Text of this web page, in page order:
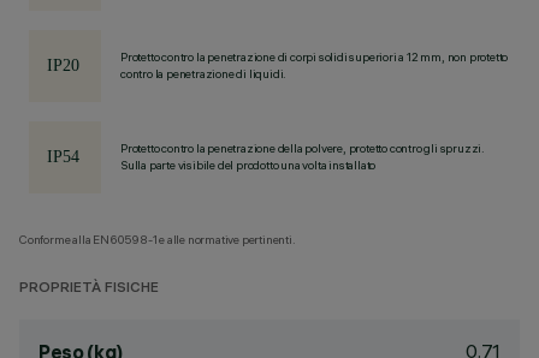
Protetto contro la penetrazione di corpi solidi superiori a 12 mm, non protetto
contro la penetrazione di liquidi.
Protetto contro la penetrazione della polvere, protetto contro gli spruzzi.
Sulla parte visibile del prodotto una volta installato
Conforme alla EN60598-1 e alle normative pertinenti.
PROPRIETÀ FISICHE
Peso (kg) 0.71